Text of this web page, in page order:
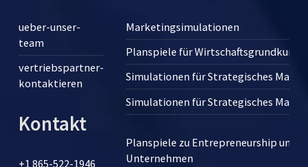
ueber-unser-
team
vertriebspartner-
kontaktieren
Kontakt
+1 865-522-1946
Marketingsimulationen
Planspiele für Wirtschaftsgrundkurse
Simulationen für Strategisches
Simulationen für Strategisches
Planspiele zu Entrepreneurship und
Unternehmen